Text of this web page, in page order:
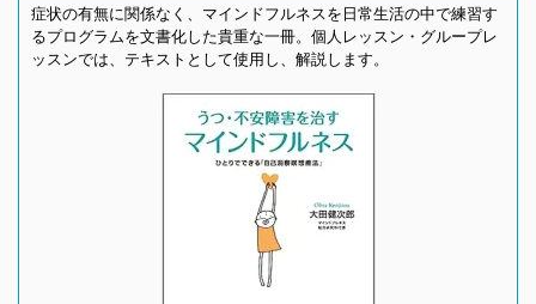
症状の有無に関係なく、マインドフルネスを日常生活の中で練習す
るプログラムを文書化した貴重な一冊。個人レッスン・グループレ
ッスンでは、テキストとして使用し、解説します。